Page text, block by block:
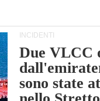
INCIDENTI
Due VLCC
sono state